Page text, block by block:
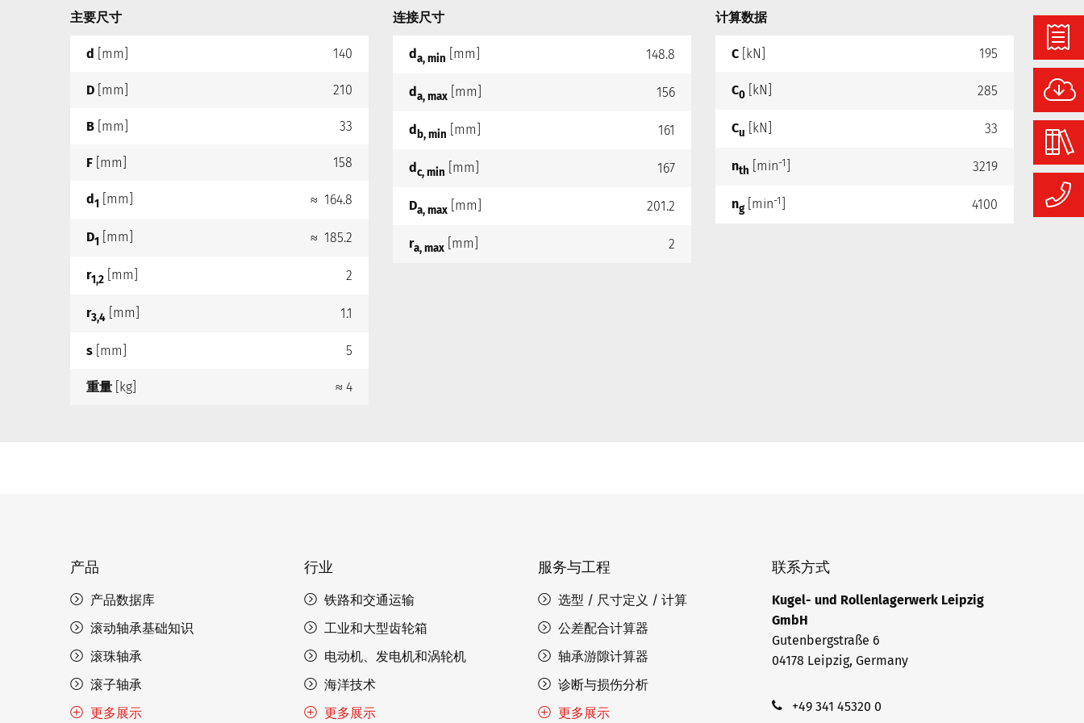
主要尺寸
d [mm] 140
D [mm] 210
B [mm] 33
F [mm] 158
d1 [mm] ≈ 164.8
D1 [mm] ≈ 185.2
r1,2 [mm] 2
r3,4 [mm] 1.1
s [mm] 5
重量 [kg] ≈ 4
连接尺寸
da, min [mm] 148.8
da, max [mm] 156
db, min [mm] 161
dc, min [mm] 167
Da, max [mm] 201.2
ra, max [mm] 2
计算数据
C [kN] 195
C0 [kN] 285
Cu [kN] 33
nth [min-1 3219
ng[min-1 4100
产品
产品数据库
滚动轴承基础知识
滚珠轴承
滚子轴承
更多展示
行业
铁路和交通运输
工业和大型齿轮箱
电动机、发电机和涡轮机
海洋技术
更多展示
服务与工程
选型 / 尺寸定义 / 计算
公差配合计算器
轴承游隙计算器
诊断与损伤分析
更多展示
联系方式
Kugel- und Rollenlagerwerk Leipzig
GmbH
Gutenbergstraße 6
04178 Leipzig, Germany
+49 341 45320 0